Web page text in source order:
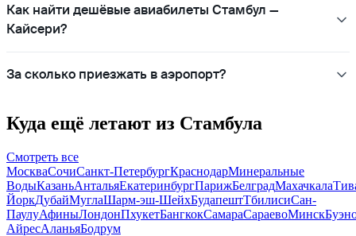
Как найти дешёвые авиабилеты Стамбул —
Кайсери?
За сколько приезжать в аэропорт?
Куда ещё летают из Стамбула
Смотреть все
МоскваСочиСанкт-ПетербургКраснодарМинеральные
ВодыКазаньАнтальяЕкатеринбургПарижБелградМахачкала
ЙоркДубайМуглаШарм-эш-ШейхБудапештТбилисиСан-
ПаулуАфиныЛондонПхукетБангкокСамараСараевоМинск
АйресАланьяБодрум